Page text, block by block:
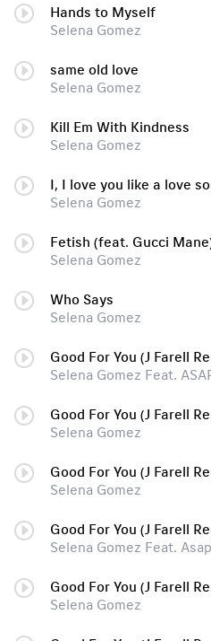
Hands to Myself
Selena Gomez
same old love
Selena Gomez
Kill Em With Kindness
Selena Gomez
I, I love you like a love
Selena Gomez
Fetish (feat. Gucci
Selena Gomez
Who Says
Selena Gomez
Good For You (J Farell
Selena Gomez Feat.
Good For You (J Farell
Selena Gomez
Good For You (J Farell
Selena Gomez
Good For You (J Farell
Selena Gomez Feat.
Good For You (J Farell
Selena Gomez